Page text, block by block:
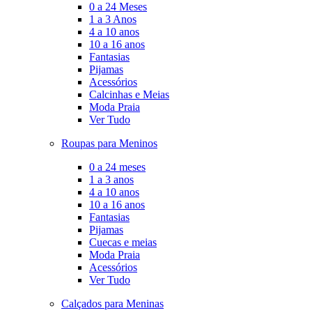
0 a 24 Meses
1 a 3 Anos
4 a 10 anos
10 a 16 anos
Fantasias
Pijamas
Acessórios
Calcinhas e Meias
Moda Praia
Ver Tudo
Roupas para Meninos
0 a 24 meses
1 a 3 anos
4 a 10 anos
10 a 16 anos
Fantasias
Pijamas
Cuecas e meias
Moda Praia
Acessórios
Ver Tudo
Calçados para Meninas